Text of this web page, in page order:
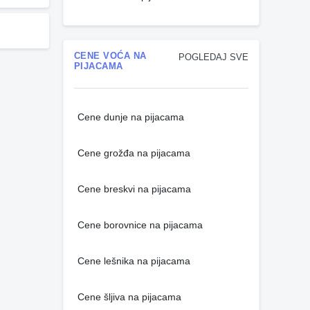
POGLEDAJ SVE
CENE VOĆA NA
PIJACAMA
Cene dunje na pijacama
Cene grožđa na pijacama
Cene breskvi na pijacama
Cene borovnice na pijacama
Cene lešnika na pijacama
Cene šljiva na pijacama